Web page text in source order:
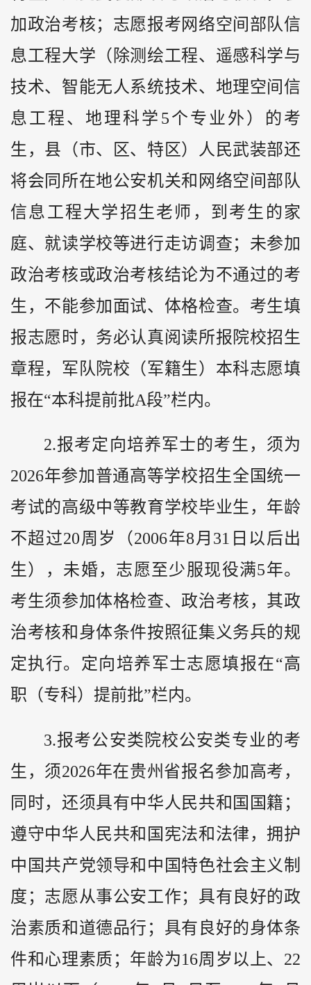
加政治考核；志愿报考网络空间部队信
息工程大学（除测绘工程、遥感科学与
技术、智能无人系统技术、地理空间信
息工程、地理科学5个专业外）的考
生，县（市、区、特区）人民武装部还
将会同所在地公安机关和网络空间部队
信息工程大学招生老师，到考生的家
庭、就读学校等进行走访调查；未参加
政治考核或政治考核结论为不通过的考
生，不能参加面试、体格检查。考生填
报志愿时，务必认真阅读所报院校招生
章程，军队院校（军籍生）本科志愿填
报在“本科提前批A段”栏内。
2.报考定向培养军士的考生，须为
2026年参加普通高等学校招生全国统一
考试的高级中等教育学校毕业生，年龄
不超过20周岁（2006年8月31日以后出
生），未婚，志愿至少服现役满5年。
考生须参加体格检查、政治考核，其政
治考核和身体条件按照征集义务兵的规
定执行。定向培养军士志愿填报在“高
职（专科）提前批”栏内。
3.报考公安类院校公安类专业的考
生，须2026年在贵州省报名参加高考，
同时，还须具有中华人民共和国国籍；
遵守中华人民共和国宪法和法律，拥护
中国共产党领导和中国特色社会主义制
度；志愿从事公安工作；具有良好的政
治素质和道德品行；具有良好的身体条
件和心理素质；年龄为16周岁以上、22